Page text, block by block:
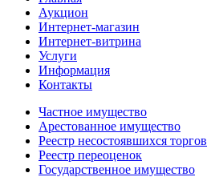
Аукцион
Интернет-магазин
Интернет-витрина
Услуги
Информация
Контакты
Частное имущество
Арестованное имущество
Реестр несостоявшихся торгов
Реестр переоценок
Государственное имущество